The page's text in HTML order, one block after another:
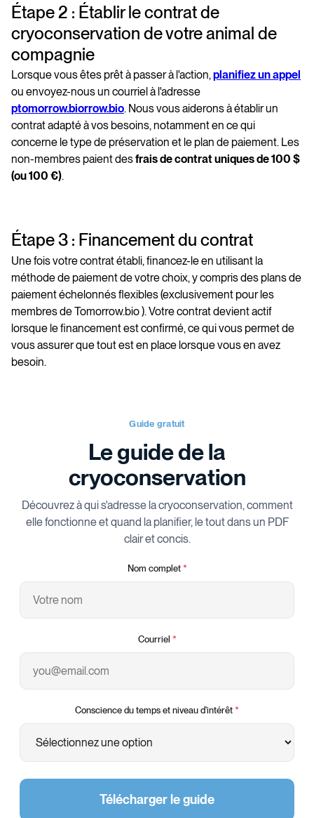
Étape 2 : Établir le contrat de
cryoconservation de votre animal de
compagnie
Lorsque vous êtes prêt à passer à l'action,planifiez un appel
ou envoyez-nous un courriel à l'adresse
ptomorrow.biorrow.bio. Nous vous aiderons à établir un
contrat adapté à vos besoins, notamment en ce qui
concerne le type de préservation et le plan de paiement. Les
non-membres paient desfrais de contrat uniques de 100 $
(ou 100 €).
Étape 3 : Financement du contrat
Une fois votre contrat établi, financez-le en utilisant la
méthode de paiement de votre choix, y compris des plans de
paiement échelonnés flexibles (exclusivement pour les
membres de Tomorrow.bio ). Votre contrat devient actif
lorsque le financement est confirmé, ce qui vous permet de
vous assurer que tout est en place lorsque vous en avez
besoin.
Guide gratuit
Le guide de la
cryoconservation
Découvrez à qui s'adresse la cryoconservation, comment
elle fonctionne et quand la planifier, le tout dans un PDF
clair et concis.
Nom complet *
Courriel *
Conscience du temps et niveau d'intérêt *
Télécharger le guide